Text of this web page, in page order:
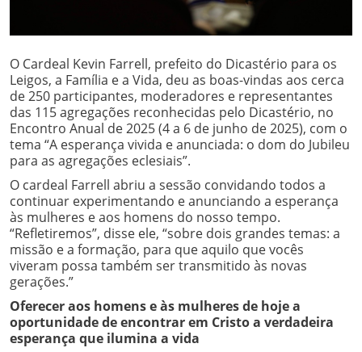
O Cardeal Kevin Farrell, prefeito do Dicastério para os
Leigos, a Família e a Vida, deu as boas-vindas aos cerca
de 250 participantes, moderadores e representantes
das 115 agregações reconhecidas pelo Dicastério, no
Encontro Anual de 2025 (4 a 6 de junho de 2025), com o
tema “A esperança vivida e anunciada: o dom do Jubileu
para as agregações eclesiais”.
O cardeal Farrell abriu a sessão convidando todos a
continuar experimentando e anunciando a esperança
às mulheres e aos homens do nosso tempo.
“Refletiremos”, disse ele, “sobre dois grandes temas: a
missão e a formação, para que aquilo que vocês
viveram possa também ser transmitido às novas
gerações.”
Oferecer aos homens e às mulheres de hoje a
oportunidade de encontrar em Cristo a verdadeira
esperança que ilumina a vida